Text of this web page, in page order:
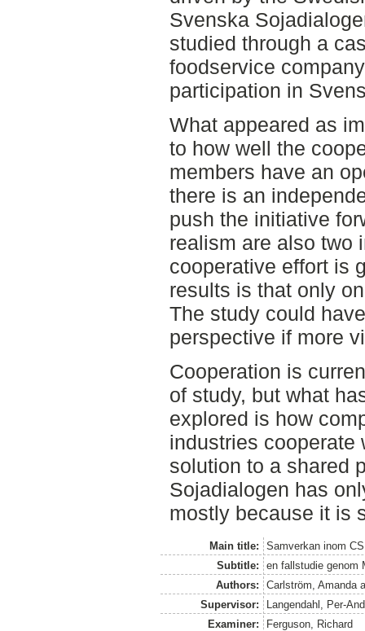
Svenska
studied through a
foodservice
participation in
What appeared as
to how well the
members have an
there is an
push the initiative
realism are also two
cooperative effort is
results is that only
The study could
perspective if more
Cooperation is
of study, but what
explored is how
industries cooperate
solution to a shared
Sojadialogen has
mostly because it is
Main title:
Samverkan inom
Subtitle:
en fallstudie genom
Authors:
Carlström, Amanda
Supervisor:
Langendahl, Per-
Examiner:
Ferguson, Richard